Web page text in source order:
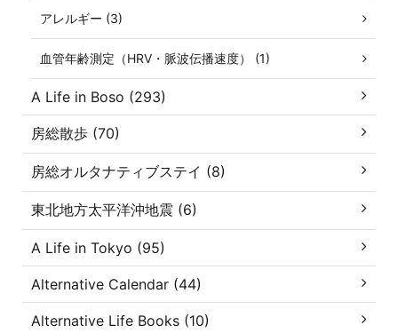
アレルギー (3)
血管年齢測定（HRV・脈波伝播速度） (1)
A Life in Boso (293)
房総散歩 (70)
房総オルタナティブステイ (8)
東北地方太平洋沖地震 (6)
A Life in Tokyo (95)
Alternative Calendar (44)
Alternative Life Books (10)